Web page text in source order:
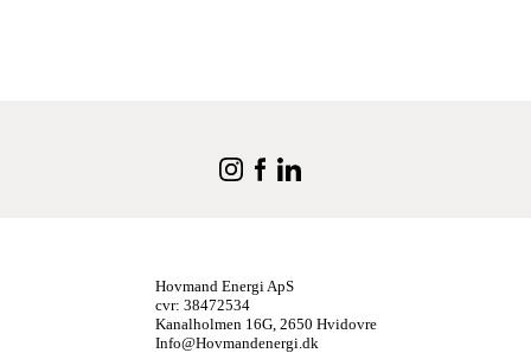
Hovmand Energi ApS
cvr: 38472534
Kanalholmen 16G, 2650 Hvidovre
Info@Hovmandenergi.dk